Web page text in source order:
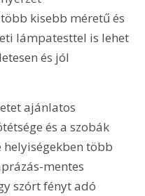
kisebb méretű és
lámpatesttel is lehet
és jól
ajánlatos
és a szobák
helyiségekben több
mentes
szórt fényt adó